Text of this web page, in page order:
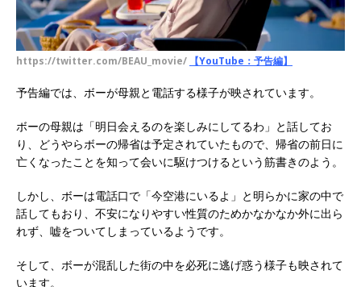
https://twitter.com/BEAU_movie/ 【YouTube：予告編】
予告編では、ボーが母親と電話する様子が映されています。
ボーの母親は「明日会えるのを楽しみにしてるわ」と話してお
り、どうやらボーの帰省は予定されていたもので、帰省の前日に
亡くなったことを知って会いに駆けつけるという筋書きのよう。
しかし、ボーは電話口で「今空港にいるよ」と明らかに家の中で
話してもおり、不安になりやすい性質のためかなかなか外に出ら
れず、嘘をついてしまっているようです。
そして、ボーが混乱した街の中を必死に逃げ惑う様子も映されて
います。